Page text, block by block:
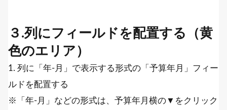
３.列にフィールドを配置する（黄
色のエリア）
1. 列に「年-月」で表示する形式の「予算年月」フィー
ルドを配置する
※「年-月」などの形式は、予算年月横の▼をクリック